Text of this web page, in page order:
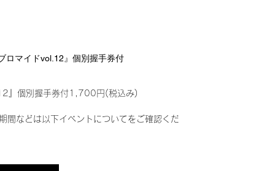
ロマイドvol.12』個別握手券付
』個別握手券付1,700円(税込み)
間などは以下イベントについてをご確認くだ